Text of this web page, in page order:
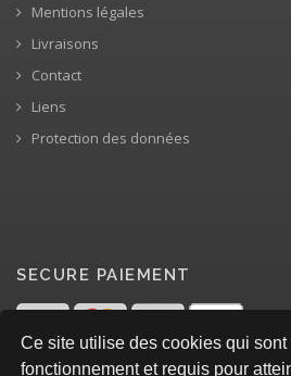
Ce site utilise des cookies qui
fonctionnement et requis pour
Mentions légales
Livraisons
Contact
Liens
Protection des données
SECURE PAIEMENT